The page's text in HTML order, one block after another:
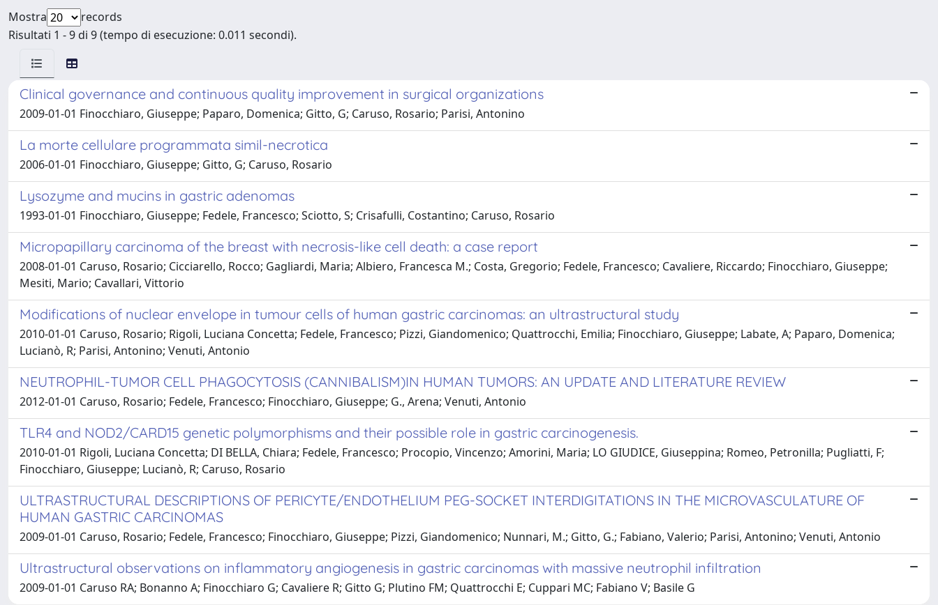
Mostra
records
Risultati 1 - 9 di 9 (tempo di esecuzione: 0.011 secondi).
Clinical governance and continuous quality improvement in surgical organizations
2009-01-01 Finocchiaro, Giuseppe; Paparo, Domenica; Gitto, G; Caruso, Rosario; Parisi, Antonino
La morte cellulare programmata simil-necrotica
2006-01-01 Finocchiaro, Giuseppe; Gitto, G; Caruso, Rosario
Lysozyme and mucins in gastric adenomas
1993-01-01 Finocchiaro, Giuseppe; Fedele, Francesco; Sciotto, S; Crisafulli, Costantino; Caruso, Rosario
Micropapillary carcinoma of the breast with necrosis-like cell death: a case report
2008-01-01 Caruso, Rosario; Cicciarello, Rocco; Gagliardi, Maria; Albiero, Francesca M.; Costa, Gregorio; Fedele, Francesco; Cavaliere, Riccardo; Finocchiaro, Giuseppe;
Mesiti, Mario; Cavallari, Vittorio
Modifications of nuclear envelope in tumour cells of human gastric carcinomas: an ultrastructural study
2010-01-01 Caruso, Rosario; Rigoli, Luciana Concetta; Fedele, Francesco; Pizzi, Giandomenico; Quattrocchi, Emilia; Finocchiaro, Giuseppe; Labate, A; Paparo, Domenica;
Lucianò, R; Parisi, Antonino; Venuti, Antonio
NEUTROPHIL-TUMOR CELL PHAGOCYTOSIS (CANNIBALISM)IN HUMAN TUMORS: AN UPDATE AND LITERATURE REVIEW
2012-01-01 Caruso, Rosario; Fedele, Francesco; Finocchiaro, Giuseppe; G., Arena; Venuti, Antonio
TLR4 and NOD2/CARD15 genetic polymorphisms and their possible role in gastric carcinogenesis.
2010-01-01 Rigoli, Luciana Concetta; DI BELLA, Chiara; Fedele, Francesco; Procopio, Vincenzo; Amorini, Maria; LO GIUDICE, Giuseppina; Romeo, Petronilla; Pugliatti, F;
Finocchiaro, Giuseppe; Lucianò, R; Caruso, Rosario
ULTRASTRUCTURAL DESCRIPTIONS OF PERICYTE/ENDOTHELIUM PEG-SOCKET INTERDIGITATIONS IN THE MICROVASCULATURE OF
HUMAN GASTRIC CARCINOMAS
2009-01-01 Caruso, Rosario; Fedele, Francesco; Finocchiaro, Giuseppe; Pizzi, Giandomenico; Nunnari, M.; Gitto, G.; Fabiano, Valerio; Parisi, Antonino; Venuti, Antonio
Ultrastructural observations on inflammatory angiogenesis in gastric carcinomas with massive neutrophil infiltration
2009-01-01 Caruso RA; Bonanno A; Finocchiaro G; Cavaliere R; Gitto G; Plutino FM; Quattrocchi E; Cuppari MC; Fabiano V; Basile G